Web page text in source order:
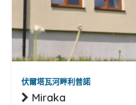
伏爾塔瓦河畔利普諾
Miraka